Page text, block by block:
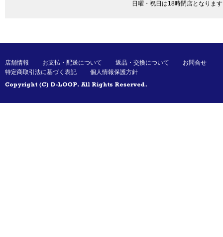
日曜・祝日は18時閉店となりま
店舗情報 お支払・配送について 返品・交換について
お問合せ
特定商取引法に基づく表記
個人情報保護方針